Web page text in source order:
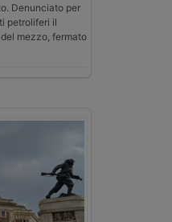
Denunciato per
petroliferi il
mezzo, fermato